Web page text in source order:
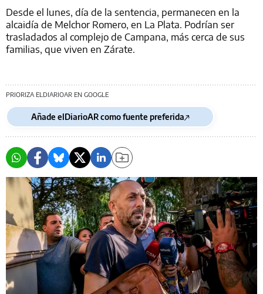
Desde el lunes, día de la sentencia, permanecen en la
alcaidía de Melchor Romero, en La Plata. Podrían ser
trasladados al complejo de Campana, más cerca de sus
familias, que viven en Zárate.
PRIORIZA ELDIARIOAR EN GOOGLE
Añade elDiarioAR como fuente preferida